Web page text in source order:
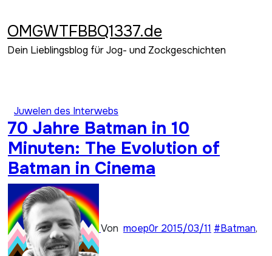
springen
OMGWTFBBQ1337.de
Dein Lieblingsblog für Jog- und Zockgeschichten
Juwelen des Interwebs
70 Jahre Batman in 10
Minuten: The Evolution of
Batman in Cinema
Von moep0r 2015/03/11 #Batman,